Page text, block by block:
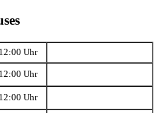
Uhr
Uhr
Uhr